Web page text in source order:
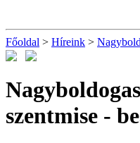
Főoldal > Híreink >
szentmise -